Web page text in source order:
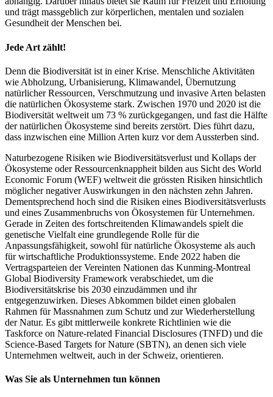
und trägt massgeblich zur körperlichen, mentalen und sozialen
Gesundheit der Menschen bei.
Jede Art zählt!
Denn die Biodiversität ist in einer Krise. Menschliche Aktivitäten
wie Abholzung, Urbanisierung, Klimawandel, Übernutzung
natürlicher Ressourcen, Verschmutzung und invasive Arten belasten
die natürlichen Ökosysteme stark. Zwischen 1970 und 2020 ist die
Biodiversität weltweit um 73 % zurückgegangen, und fast die Hälfte
der natürlichen Ökosysteme sind bereits zerstört. Dies führt dazu,
dass inzwischen eine Million Arten kurz vor dem Aussterben sind.
Naturbezogene Risiken wie Biodiversitätsverlust und Kollaps der
Ökosysteme oder Ressourcenknappheit bilden aus Sicht des World
Economic Forum (WEF) weltweit die grössten Risiken hinsichtlich
möglicher negativer Auswirkungen in den nächsten zehn Jahren.
Dementsprechend hoch sind die Risiken eines Biodiversitätsverlusts
und eines Zusammenbruchs von Ökosystemen für Unternehmen.
Gerade in Zeiten des fortschreitenden Klimawandels spielt die
genetische Vielfalt eine grundlegende Rolle für die
Anpassungsfähigkeit, sowohl für natürliche Ökosysteme als auch
für wirtschaftliche Produktionssysteme. Ende 2022 haben die
Vertragsparteien der Vereinten Nationen das Kunming-Montreal
Global Biodiversity Framework verabschiedet, um die
Biodiversitätskrise bis 2030 einzudämmen und ihr
entgegenzuwirken. Dieses Abkommen bildet einen globalen
Rahmen für Massnahmen zum Schutz und zur Wiederherstellung
der Natur. Es gibt mittlerweile konkrete Richtlinien wie die
Taskforce on Nature-related Financial Disclosures (TNFD) und die
Science-Based Targets for Nature (SBTN), an denen sich viele
Unternehmen weltweit, auch in der Schweiz, orientieren.
Was Sie als Unternehmen tun können